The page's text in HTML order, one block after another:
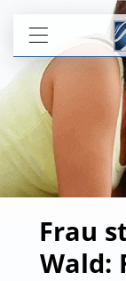
Frau
Wald: